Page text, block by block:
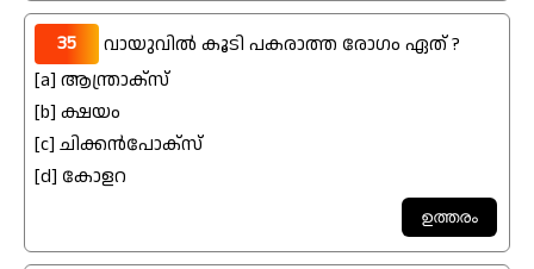
35
വായുവിൽ കൂടി പകരാത്ത രോഗം ഏത് ?
[a] ആന്ത്രാക്സ്
[b] ക്ഷയം
[c] ചിക്കൻപോക്സ്
[d] കോളറ